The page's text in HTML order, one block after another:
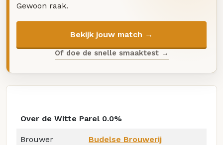
Gewoon raak.
Bekijk jouw match →
Of doe de snelle smaaktest →
Over de Witte Parel 0.0%
Brouwer Budelse Brouwerij